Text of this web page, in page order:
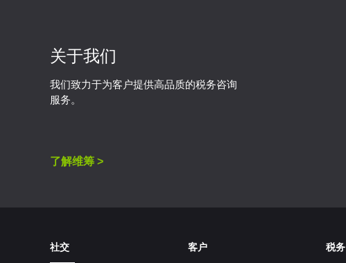
关于我们
我们致力于为客户提供高品质的税务咨询
服务。
了解维筹 >
社交 客户 税务